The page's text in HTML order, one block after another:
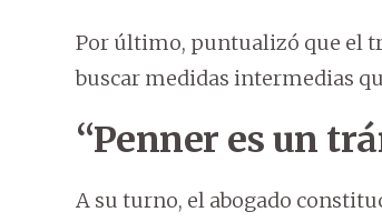
Por último, puntualizó que el
buscar medidas intermedias
“Penner es un
A su turno, el abogado